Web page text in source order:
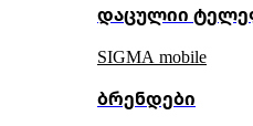
დაცულიი
SIGMA mobile
ბრენდები